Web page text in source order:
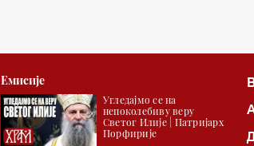
Емисије
Угледајмо се на
непоколебиву веру
Светог Илије | Патријарх
Порфирије